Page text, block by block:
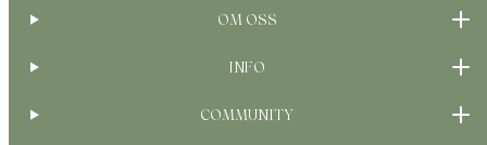
OM OSS
INFO
COMMUNITY